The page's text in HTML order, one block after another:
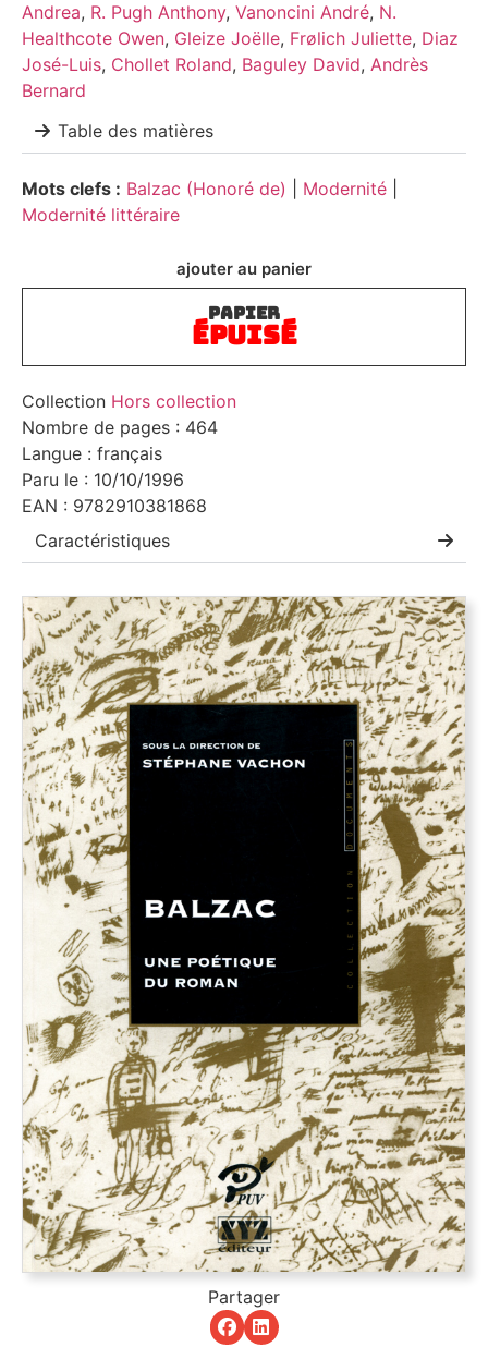
Partager
ajouter au panier
PAPIER
ÉPUISÉ
Collection Hors collection
Nombre de pages : 464
Langue : français
Paru le : 10/10/1996
EAN : 9782910381868
Caractéristiques
Andrea, R. Pugh Anthony, Vanoncini André, N.
Healthcote Owen, Gleize Joëlle, Frølich Juliette, Diaz
José-Luis, Chollet Roland, Baguley David, Andrès
Bernard
Table des matières
Mots clefs : Balzac (Honoré de) Modernité
Modernité littéraire